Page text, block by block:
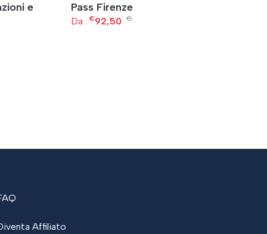
e
Pass Firenze
Da : €92,50 €
Affiliato